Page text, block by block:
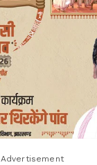
Advertisement